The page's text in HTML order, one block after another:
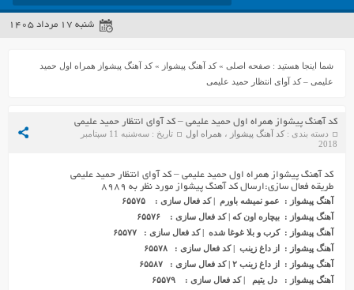
شنبه ۱۷ مرداد ۱۴۰۵
شما اینجا هستید :صفحه اصلی »کد آهنگ پیشواز »کد آهنگ پیشواز همراه اول حمید
علیمی – کد آوای انتظار حمید علیمی
کد آهنگ پیشواز همراه اول حمید علیمی – کد آوای انتظار حمید علیمی
دسته بندی :کد آهنگ پیشواز ، همراه اول
تاریخ : سه‌شنبه 11 سپتامبر
2018
کد آهنگ پیشواز همراه اول حمید علیمی – کد آوای انتظار حمید علیمی
طریقه فعال سازی:ارسال کد آهنگ پیشواز مورد نظر به ۸۹۸۹
آهنگ پیشواز : عمو نمیشه باورم | کد فعال سازی : ۶۵۵۷۵
آهنگ پیشواز : بیچاره اون که | کد فعال سازی : ۶۵۵۷۶
آهنگ پیشواز : کرب و بلا غوغا شده | کد فعال سازی : ۶۵۵۷۷
آهنگ پیشواز : از داغ زینب | کد فعال سازی : ۶۵۵۷۸
آهنگ پیشواز : از داغ زینب ۲ | کد فعال سازی : ۶۵۵۸۷
آهنگ پیشواز : دل یتیم | کد فعال سازی : ۶۵۵۷۹